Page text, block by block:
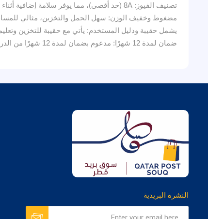
تصنيف الفيوز: 8A (حد أقصى)، مما يوفر سلامة إضافية أثناء التشغيل.
مضغوط وخفيف الوزن: سهل الحمل والتخزين، مثالي
يشمل حقيبة ودليل المستخدم: يأتي مع حقيبة للتخزين
ضمان لمدة 12 شهرًا: مدعوم بضمان لمدة 12 شهرًا من الدرة للتجارة والتسويق لراحة البال.
النشرة البريدية